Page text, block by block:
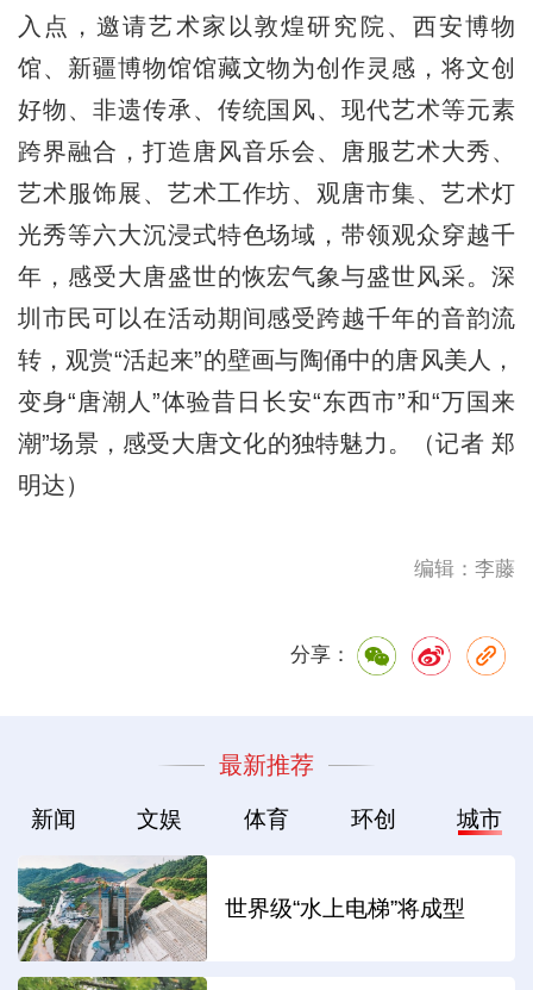
入点，邀请艺术家以敦煌研究院、西安博物
馆、新疆博物馆馆藏文物为创作灵感，将文创
好物、非遗传承、传统国风、现代艺术等元素
跨界融合，打造唐风音乐会、唐服艺术大秀、
艺术服饰展、艺术工作坊、观唐市集、艺术灯
光秀等六大沉浸式特色场域，带领观众穿越千
年，感受大唐盛世的恢宏气象与盛世风采。深
圳市民可以在活动期间感受跨越千年的音韵流
转，观赏“活起来”的壁画与陶俑中的唐风美人，
变身“唐潮人”体验昔日长安“东西市”和“万国来
潮”场景，感受大唐文化的独特魅力。（记者 郑
明达）
编辑：李藤
分享：
最新推荐
新闻 文娱 体育 环创 城市
世界级“水上电梯”将成型